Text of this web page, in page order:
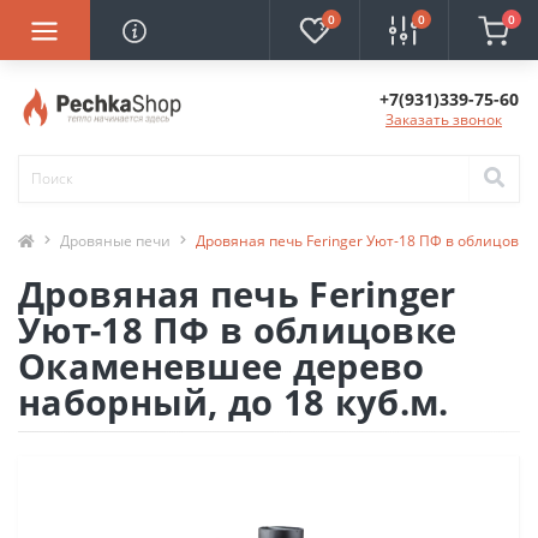
0 0 0
+7(931)339-75-60
Заказать звонок
Дровяные печи Дровяная печь Feringer Уют-18 ПФ в
Дровяная печь Feringer
Уют-18 ПФ в облицовке
Окаменевшее дерево
наборный, до 18 куб.м.